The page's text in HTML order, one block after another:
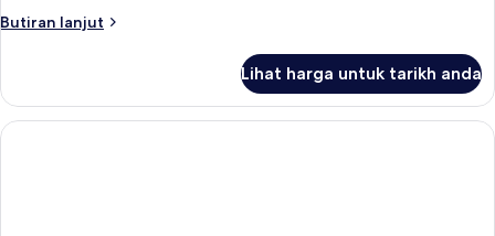
in
Front
Desk)
Butiran lanjut
Butiran
Studio
(Self
Check-
Lihat harga untuk tarikh anda